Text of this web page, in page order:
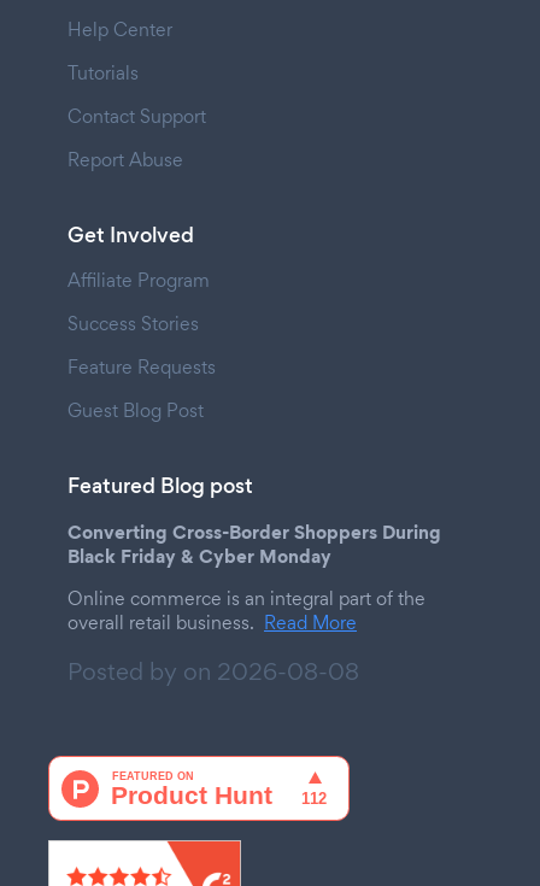
Help Center
Tutorials
Contact Support
Report Abuse
Get Involved
Affiliate Program
Success Stories
Feature Requests
Guest Blog Post
Featured Blog post
Converting Cross-Border Shoppers During
Black Friday & Cyber Monday
Online commerce is an integral part of the
overall retail business. Read More
Posted by on 2026-08-08